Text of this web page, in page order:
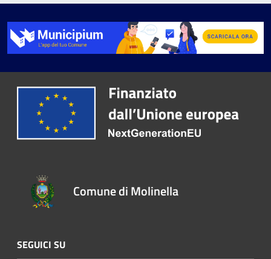
Comune di Molinella
SEGUICI SU